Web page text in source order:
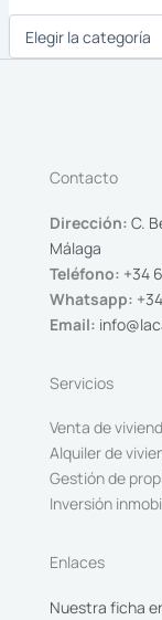
Contacto
Dirección: C.
Málaga
Teléfono: +34
Whatsapp:
Email:
Servicios
Venta de
Alquiler de
Gestión de
Inversión
Enlaces
Nuestra ficha